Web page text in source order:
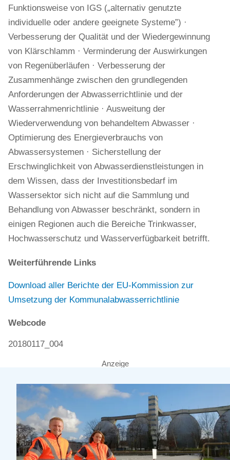
Funktionsweise von IGS („alternativ genutzte
individuelle oder andere geeignete Systeme”) ·
Verbesserung der Qualität und der Wiedergewinnung
von Klärschlamm · Verminderung der Auswirkungen
von Regenüberläufen · Verbesserung der
Zusammenhänge zwischen den grundlegenden
Anforderungen der Abwasserrichtlinie und der
Wasserrahmenrichtlinie · Ausweitung der
Wiederverwendung von behandeltem Abwasser ·
Optimierung des Energieverbrauchs von
Abwassersystemen · Sicherstellung der
Erschwinglichkeit von Abwasserdienstleistungen in
dem Wissen, dass der Investitionsbedarf im
Wassersektor sich nicht auf die Sammlung und
Behandlung von Abwasser beschränkt, sondern in
einigen Regionen auch die Bereiche Trinkwasser,
Hochwasserschutz und Wasserverfügbarkeit betrifft.
Weiterführende Links
Download aller Berichte der EU-Kommission zur
Umsetzung der Kommunalabwasserrichtlinie
Webcode
20180117_004
Anzeige